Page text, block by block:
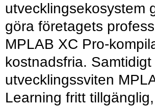
utvecklingsekosystem
göra företagets
MPLAB XC Pro-
kostnadsfria. Samtidigt
utvecklingssviten
Learning fritt